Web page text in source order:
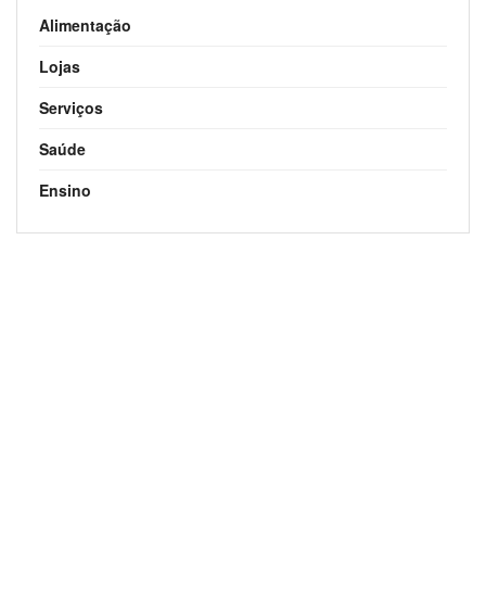
Alimentação
Lojas
Serviços
Saúde
Ensino